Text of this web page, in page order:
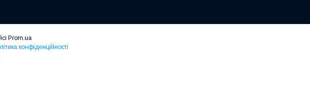
Prom.ua
конфіденційності